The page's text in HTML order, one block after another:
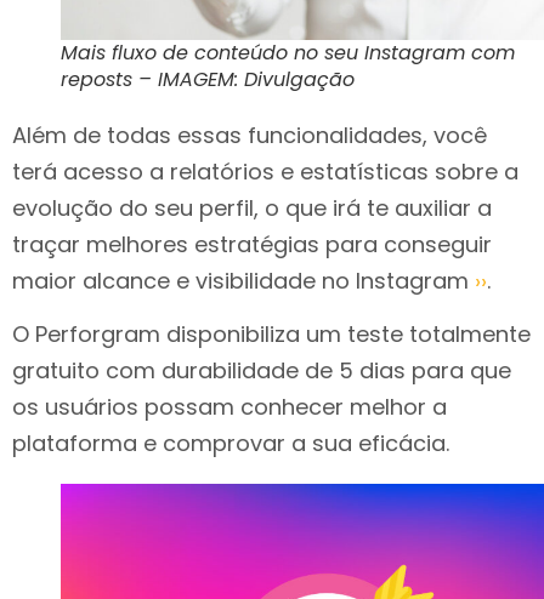
Mais fluxo de conteúdo no seu Instagram com
reposts – IMAGEM: Divulgação
Além de todas essas funcionalidades, você
terá acesso a relatórios e estatísticas sobre a
evolução do seu perfil, o que irá te auxiliar a
traçar melhores estratégias para conseguir
maior alcance e visibilidade no Instagram ››.
O Perforgram disponibiliza um teste totalmente
gratuito com durabilidade de 5 dias para que
os usuários possam conhecer melhor a
plataforma e comprovar a sua eficácia.